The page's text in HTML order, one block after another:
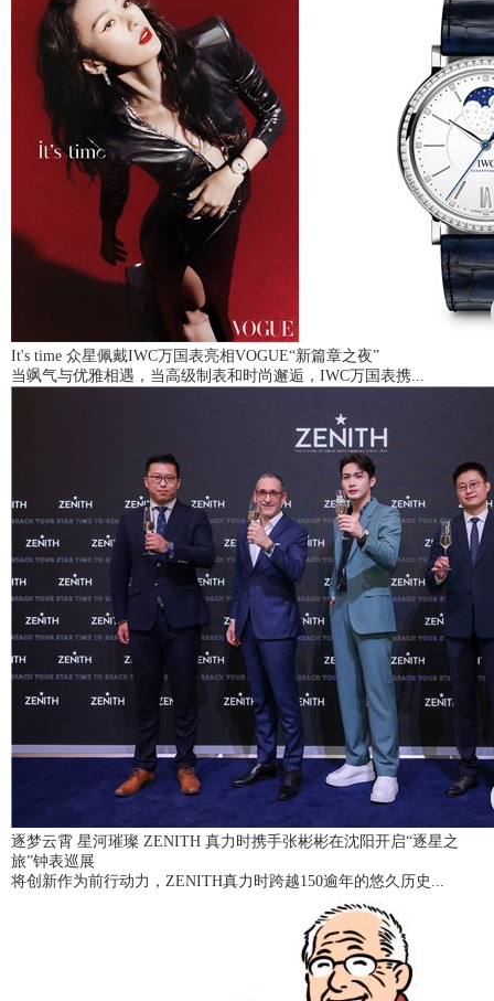
It's time 众星佩戴IWC万国表亮相VOGUE“新篇章之夜”
当飒气与优雅相遇，当高级制表和时尚邂逅，IWC万国表携...
逐梦云霄 星河璀璨 ZENITH 真力时携手张彬彬在沈阳开启“逐星之
旅”钟表巡展
将创新作为前行动力，ZENITH真力时跨越150逾年的悠久历史...